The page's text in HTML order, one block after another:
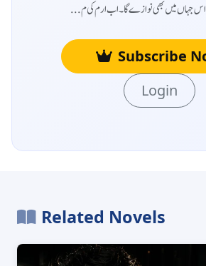
اس جہاں میں بھی نوازے گا۔ اب ارم کی م...
Subscribe
Login
Related Novels